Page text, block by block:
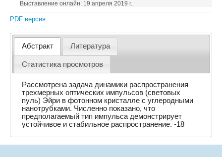
Выставление онлайн: 19 апреля 2019 г.
PDF версия
Абстракт Литература
Статистика просмотров
Рассмотрена задача динамики распространения
трехмерных оптических импульсов (световых
пуль) Эйри в фотонном кристалле с углеродными
нанотрубками. Численно показано, что
предполагаемый тип импульса демонстрирует
устойчивое и стабильное распространение. -18